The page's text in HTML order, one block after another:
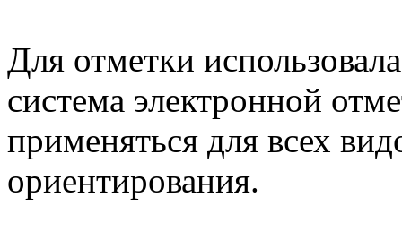
Для отметки
система электронной
применяться для всех
ориентирования.